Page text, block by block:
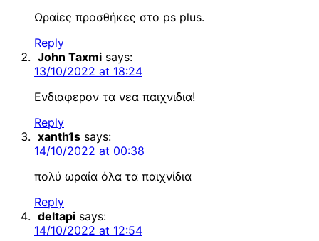
Ωραίες προσθήκες στο ps plus.
Reply
John Taxmi says:
13/10/2022 at 18:24
Ενδιαφερον τα νεα παιχνιδια!
Reply
xanth1s says:
14/10/2022 at 00:38
πολύ ωραία όλα τα παιχνίδια
Reply
deltapi says:
14/10/2022 at 12:54